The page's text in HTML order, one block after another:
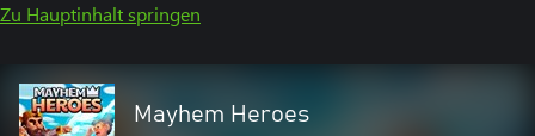
Zu Hauptinhalt springen
Mayhem Heroes